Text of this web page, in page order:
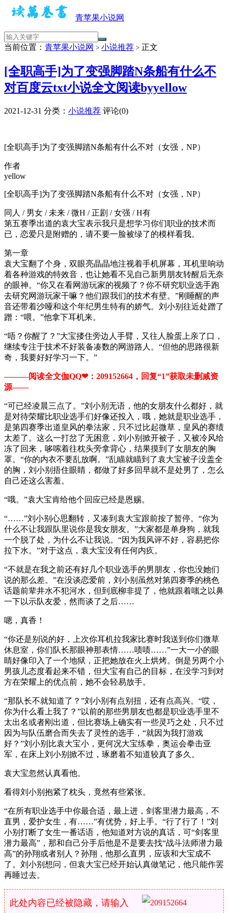
青苹果小说网
当前位置： 青苹果小说网 > 小说推荐 > 正文
[全职高手]为了变强脚踏N条船有什么不
对百度云txt小说全文阅读byyellow
2021-12-31 分类： 小说推荐 评论(0)
[全职高手]为了变强脚踏N条船有什么不对（女强，NP）
作者
yellow
[全职高手]为了变强脚踏N条船有什么不对（女强，NP）
同人 / 男女 / 未来 / 微H / 正剧 / 女强 / H有
第五赛季出道的袁大宝表示我只是想学习你们职业的技术而
已，恋爱只是附赠的，请不要一脸被绿了的模样看我。
第一章
袁大宝翻了个身，双眼亮晶晶地注视着手机屏幕，耳机里响动
着各种游戏的特效音，也让她看不见自己新男朋友转醒后无奈
的眼神。“你又在看网游玩家的视频了？你不研究职业选手跑
去研究网游玩家干嘛？他们跟我们的技术有壁。”刚睡醒的声
音还带着沙哑和这个年纪男生特有的娇气。刘小别往近处蹭了
蹭：“喂。”他拿下耳机来。
“唔？你醒了？”大宝搂住旁边人手臂，又往人脸蛋上亲了口，
继续专注于技术不好装备凑数的网游路人。“但他的思路很新
奇，我要好好学习一下。”
———阅读全文伽QQ❤：209152664，回复“1”获取未删减资
源—​​​​—
“可已经凌晨三点了。”刘小别无语，他的女朋友什么都好，就
是对待荣耀比职业选手们好像还投入，哦，她就是职业选手，
是第四赛季出道皇风的拳法家，只不过比起微草，皇风的赛绩
太差了。这么一打岔了无困意，刘小别掀开被子，又被冷风给
冻了回来，哆嗦着往枕头旁拿背心，结果摸到了女朋友的胸
罩。“你的内衣不要乱放啊。”乱瞄就瞄到了袁大宝被子没盖全
的胸，刘小别捂住眼睛，都做了好多回早就不是处男了，怎么
自己还这么害羞。
“哦。”袁大宝肯给他个回应已经是恩赐。
“……”刘小别心思翻转，又凑到袁大宝跟前按了暂停。“你为
什么不让我跟队里说你是我女朋友。”大家都是单身狗，就我
一个脱了处，为什么不让我说。“因为我风评不好，容易把你
拉下水。”对于这点，袁大宝没有任何内疚。
“不就是在我之前还有好几个职业选手的男朋友，你也没她们
说的那么差。”在没谈恋爱前，刘小别虽然对第四赛季的桃色
话题前辈井水不犯河水，但到底柳非提了，他就跟着嗤之以鼻
一下以示队友爱，然而谈了之后……
嗯，真香！
“你还是别说的好，上次你耳机拉我家比赛时我送到你们微草
休息室，你们队长那眼神那表情……啧啧……”一大一小的眼
睛好像印入了一个地狱，正把她放在火上烘烤。倒是另两个小
男孩儿态度看起来不错，但大宝有自己的目标，在没学习到对
方在荣耀上的优点前，她不会轻易放手。
“那队长不就知道了？”刘小别有点别扭，还有点高兴。“哎，
你为什么看上我了？”以前的那些男朋友也都是职业选手里不
太出名或者刚出道，但比赛场上确实有一些灵巧之处，只不过
因为与队伍磨合而失去了灵性的选手，“就因为我打游戏
好？”刘小别比袁大宝小，更何况大宝练拳，奥运会拳击亚
军，在床上刘小别掀不过，琢磨着不知道较真了多久。
袁大宝忽然认真看他。
看得刘小别抱紧了枕头，竟然有些紧张。
“在所有职业选手中你最合适，最上进，剑客里潜力最高，不
直男，爱护女生，有……”有优势，好上手。“行了行了！”刘
小别打断了女生一番话语，他知道对方说的真话，可“剑客里
潜力最高”，那和自己分手后他是不是要去找“战斗法师潜力最
高”的孙翔或者别人？孙翔，他那么直男，应该和大宝成不
了。刘小别想问，但袁大宝已经开始认真做笔记，他只能作罢
再睡过去。
此处内容已经被隐藏，请输入